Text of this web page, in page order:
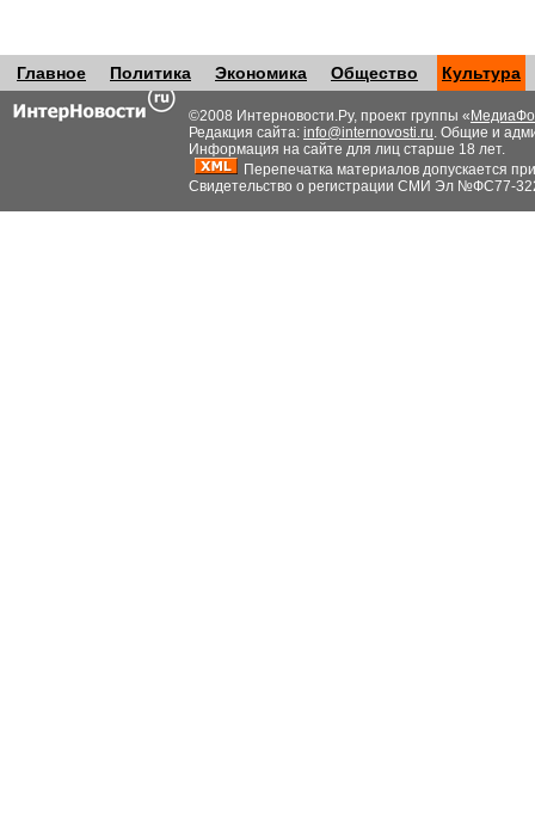
Главное Политика Экономика Общество Культура
©2008 Интерновости.Ру, проект группы «
Редакция сайта: info@internovosti.ru. Общие и
Информация на сайте для лиц старше 18 лет.
Перепечатка материалов допускается
Свидетельство о регистрации СМИ Эл №ФС77-